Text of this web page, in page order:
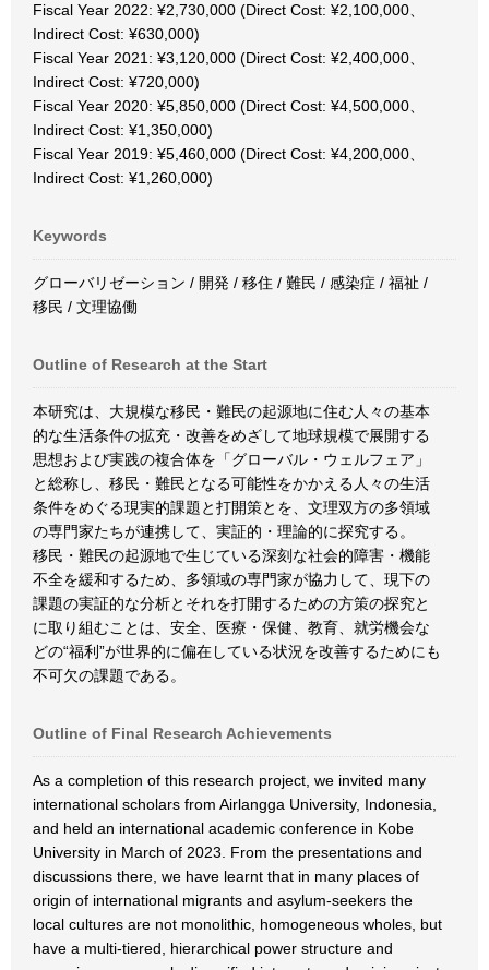
Fiscal Year 2022: ¥2,730,000 (Direct Cost: ¥2,100,000、
Indirect Cost: ¥630,000)
Fiscal Year 2021: ¥3,120,000 (Direct Cost: ¥2,400,000、
Indirect Cost: ¥720,000)
Fiscal Year 2020: ¥5,850,000 (Direct Cost: ¥4,500,000、
Indirect Cost: ¥1,350,000)
Fiscal Year 2019: ¥5,460,000 (Direct Cost: ¥4,200,000、
Indirect Cost: ¥1,260,000)
Keywords
グローバリゼーション / 開発 / 移住 / 難民 / 感染症 / 福祉 /
移民 / 文理協働
Outline of Research at the Start
本研究は、大規模な移民・難民の起源地に住む人々の基本
的な生活条件の拡充・改善をめざして地球規模で展開する
思想および実践の複合体を「グローバル・ウェルフェア」
と総称し、移民・難民となる可能性をかかえる人々の生活
条件をめぐる現実的課題と打開策とを、文理双方の多領域
の専門家たちが連携して、実証的・理論的に探究する。
移民・難民の起源地で生じている深刻な社会的障害・機能
不全を緩和するため、多領域の専門家が協力して、現下の
課題の実証的な分析とそれを打開するための方策の探究と
に取り組むことは、安全、医療・保健、教育、就労機会な
どの“福利”が世界的に偏在している状況を改善するためにも
不可欠の課題である。
Outline of Final Research Achievements
As a completion of this research project, we invited many
international scholars from Airlangga University, Indonesia,
and held an international academic conference in Kobe
University in March of 2023. From the presentations and
discussions there, we have learnt that in many places of
origin of international migrants and asylum-seekers the
local cultures are not monolithic, homogeneous wholes, but
have a multi-tiered, hierarchical power structure and